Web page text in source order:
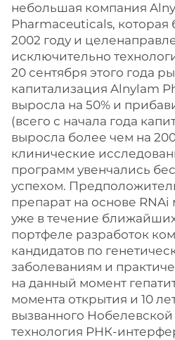
небольшая компания
Pharmaceuticals, которая
2002 году и
исключительно
20 сентября этого года
капитализация Alnylam
выросла на 50% и
(всего с начала года
выросла более чем на
клинические
программ увенчались
успехом.
препарат на основе
уже в течение
портфеле разработок
кандидатов по
заболеваниям и
на данный момент
момента открытия и 10
вызванного
технология РНК-